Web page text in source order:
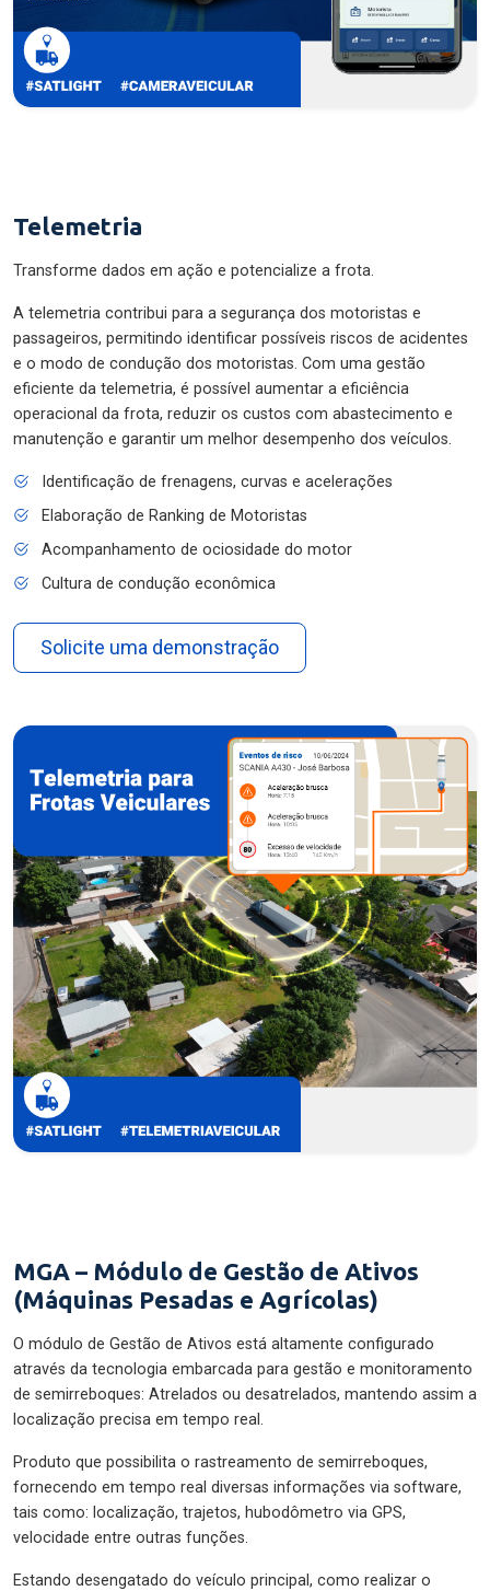
Telemetria
Transforme dados em ação e potencialize a frota.
A telemetria contribui para a segurança dos motoristas e
passageiros, permitindo identificar possíveis riscos de acidentes
e o modo de condução dos motoristas. Com uma gestão
eficiente da telemetria, é possível aumentar a eficiência
operacional da frota, reduzir os custos com abastecimento e
manutenção e garantir um melhor desempenho dos veículos.
Identificação de frenagens, curvas e acelerações
Elaboração de Ranking de Motoristas
Acompanhamento de ociosidade do motor
Cultura de condução econômica
Solicite uma demonstração
MGA – Módulo de Gestão de Ativos
(Máquinas Pesadas e Agrícolas)
O módulo de Gestão de Ativos está altamente configurado
através da tecnologia embarcada para gestão e monitoramento
de semirreboques: Atrelados ou desatrelados, mantendo assim a
localização precisa em tempo real.
Produto que possibilita o rastreamento de semirreboques,
fornecendo em tempo real diversas informações via software,
tais como: localização, trajetos, hubodômetro via GPS,
velocidade entre outras funções.
Estando desengatado do veículo principal, como realizar o